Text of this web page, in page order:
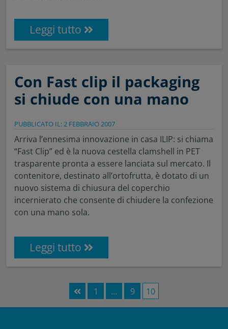
Leggi tutto
Con Fast clip il packaging
si chiude con una mano
PUBBLICATO IL: 2 FEBBRAIO 2007
Arriva l’ennesima innovazione in casa ILIP: si chiama
“Fast Clip” ed è la nuova cestella clamshell in PET
trasparente pronta a essere lanciata sul mercato. Il
contenitore, destinato all’ortofrutta, è dotato di un
nuovo sistema di chiusura del coperchio
incernierato che consente di chiudere la confezione
con una mano sola.
Leggi tutto
 1 … 9 10